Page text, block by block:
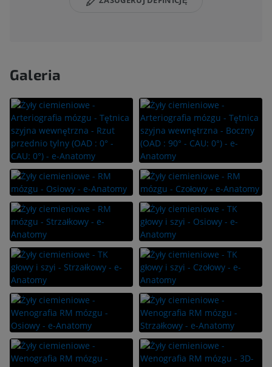
Galeria